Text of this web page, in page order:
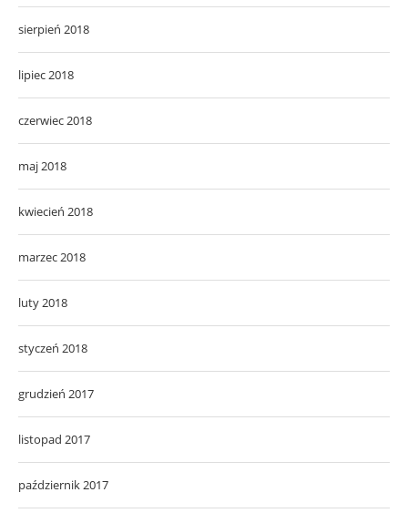
sierpień 2018
lipiec 2018
czerwiec 2018
maj 2018
kwiecień 2018
marzec 2018
luty 2018
styczeń 2018
grudzień 2017
listopad 2017
październik 2017